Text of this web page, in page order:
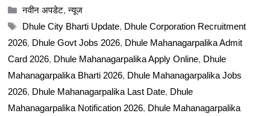
Categories
नवीन अपडेट,न्यूज
Tags
Dhule City Bharti Update, Dhule Corporation Recruitment
2026, Dhule Govt Jobs 2026, Dhule Mahanagarpalika Admit
Card 2026, Dhule Mahanagarpalika Apply Online, Dhule
Mahanagarpalika Bharti 2026, Dhule Mahanagarpalika Jobs
2026, Dhule Mahanagarpalika Last Date, Dhule
Mahanagarpalika Notification 2026, Dhule Mahanagarpalika